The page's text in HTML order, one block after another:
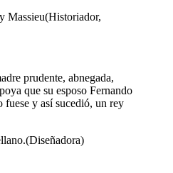
Massieu(Historiador,
prudente, abnegada,
que su esposo Fernando
fuese y así sucedió, un rey
(Diseñadora)